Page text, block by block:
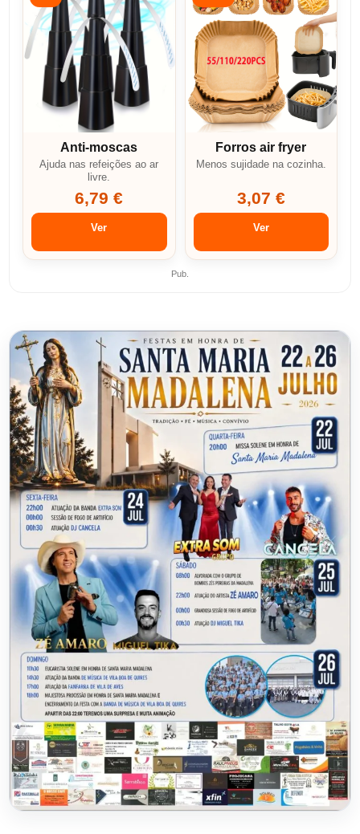
Anti-moscas
Ajuda nas refeições ao ar
livre.
6,79 €
Ver
Forros air fryer
Menos sujidade na cozinha.
3,07 €
Ver
Pub.